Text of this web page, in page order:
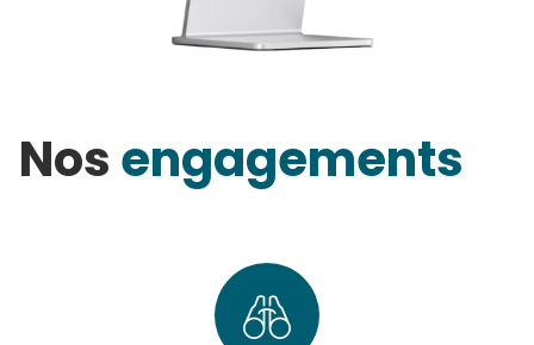
Nosengagements